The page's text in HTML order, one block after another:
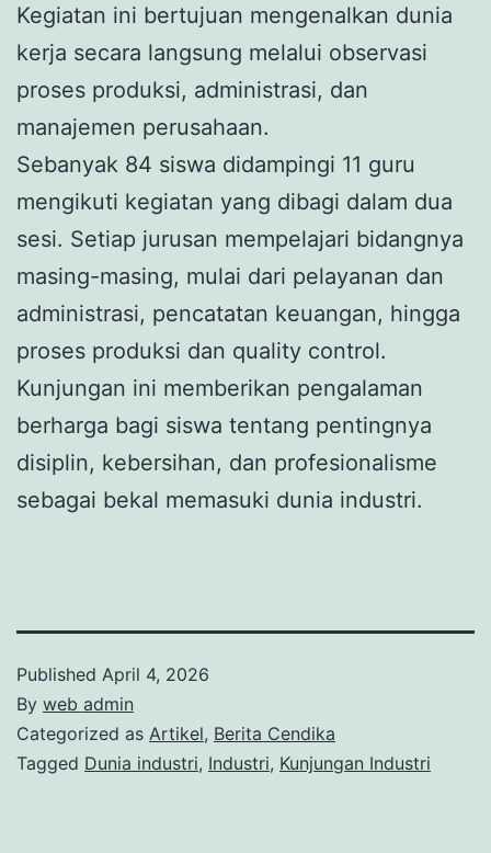
Kegiatan ini bertujuan mengenalkan dunia
kerja secara langsung melalui observasi
proses produksi, administrasi, dan
manajemen perusahaan.
Sebanyak 84 siswa didampingi 11 guru
mengikuti kegiatan yang dibagi dalam dua
sesi. Setiap jurusan mempelajari bidangnya
masing-masing, mulai dari pelayanan dan
administrasi, pencatatan keuangan, hingga
proses produksi dan quality control.
Kunjungan ini memberikan pengalaman
berharga bagi siswa tentang pentingnya
disiplin, kebersihan, dan profesionalisme
sebagai bekal memasuki dunia industri.
Published April 4, 2026
By web admin
Categorized as Artikel, Berita Cendika
Tagged Dunia industri, Industri, Kunjungan Industri